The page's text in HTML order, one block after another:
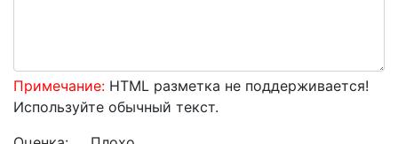
Примечание: HTML разметка не поддерживается!
Используйте обычный текст.